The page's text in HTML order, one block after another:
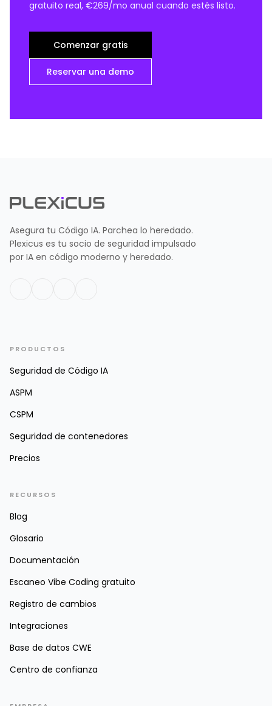
gratuito real, €269/mo anual cuando estés listo.
Comenzar gratis
Reservar una demo
Asegura tu Código IA. Parchea lo heredado.
Plexicus es tu socio de seguridad impulsado
por IA en código moderno y heredado.
PRODUCTOS
Seguridad de Código IA
ASPM
CSPM
Seguridad de contenedores
Precios
RECURSOS
Blog
Glosario
Documentación
Escaneo Vibe Coding gratuito
Registro de cambios
Integraciones
Base de datos CWE
Centro de confianza